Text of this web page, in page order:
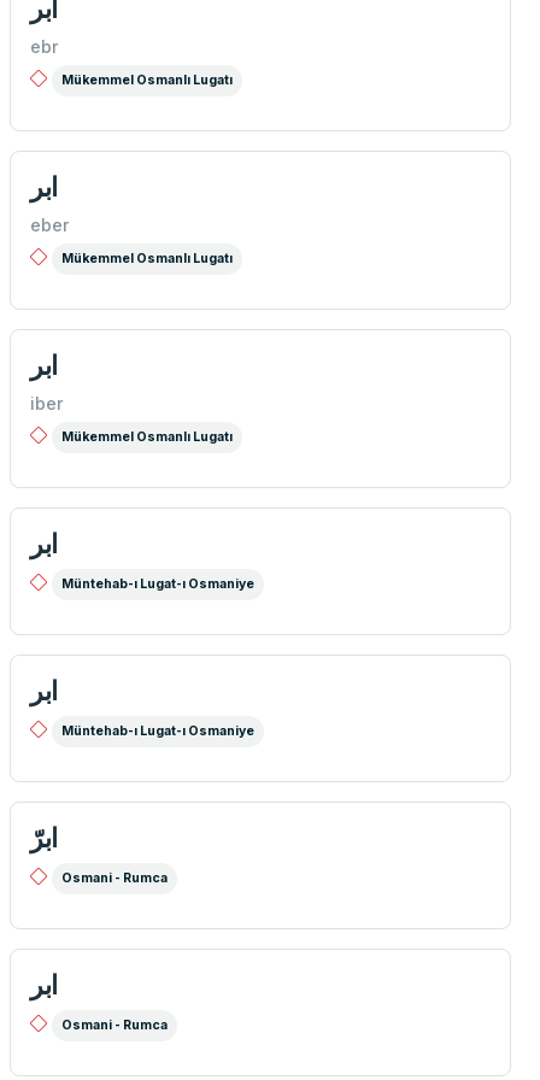
ابر
ebr
Mükemmel Osmanlı Lugatı
ابر
eber
Mükemmel Osmanlı Lugatı
ابر
iber
Mükemmel Osmanlı Lugatı
ابر
Müntehab-ı Lugat-ı Osmaniye
ابر
Müntehab-ı Lugat-ı Osmaniye
ابرّ
Osmani - Rumca
ابر
Osmani - Rumca